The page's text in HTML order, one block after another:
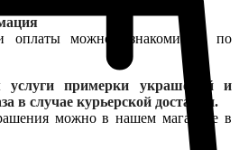
оплаты можно ознакомиться по
примерки украшений и
в случае курьерской доставки.
можно в нашем магазине в